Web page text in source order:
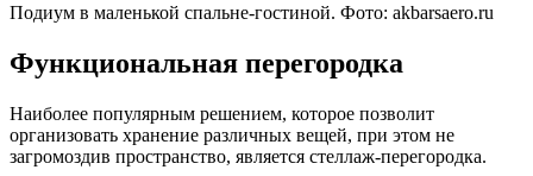
Подиум в маленькой спальне-гостиной. Фото: akbarsaero.ru
Функциональная перегородка
Наиболее популярным решением, которое позволит
организовать хранение различных вещей, при этом не
загромоздив пространство, является стеллаж-перегородка.